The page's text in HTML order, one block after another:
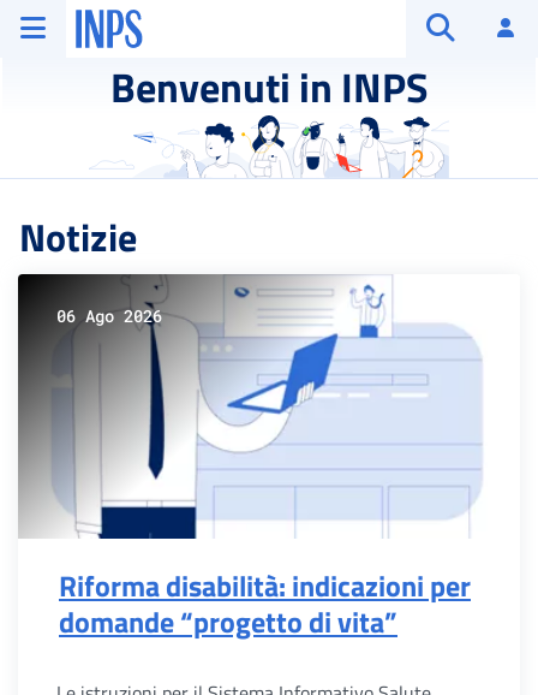
Vai al menu principale
Vai al contenuto principale
Vai al pie' di pagina
INPS ()
Benvenuti in INPS
Notizie
06 Ago 2026
Riforma disabilità: indicazioni per
domande “progetto di vita”